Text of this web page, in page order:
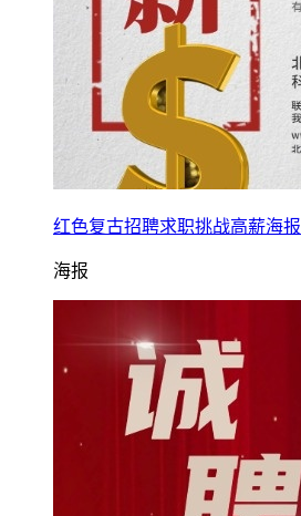
红色复古招聘求职挑战高薪海报
海报